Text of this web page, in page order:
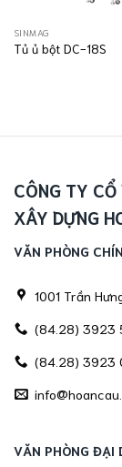
SINMAG
Tủ ủ bột DC-18S
CÔNG TY
XÂY DỰNG
VĂN PHÒNG
1001 Trần
(84.28) 3923
(84.28) 3923
VĂN PHÒNG ĐẠI